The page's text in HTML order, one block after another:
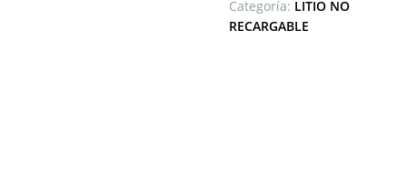
Categoría: LITIO NO
RECARGABLE